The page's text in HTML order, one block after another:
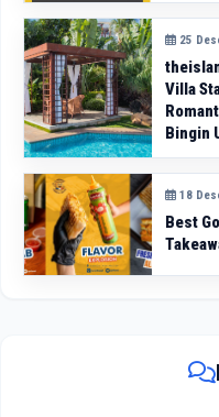
25
Villa
Bingin
18
Best